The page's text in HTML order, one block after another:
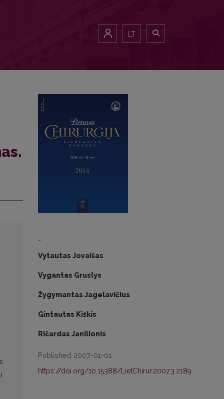
LT
-
Vytautas Jovaišas
Vygantas Gruslys
Žygymantas Jagelavičius
Gintautas Kiškis
Ričardas Janilionis
Published 2007-01-01
https://doi.org/10.15388/LietChirur.2007.3.2189